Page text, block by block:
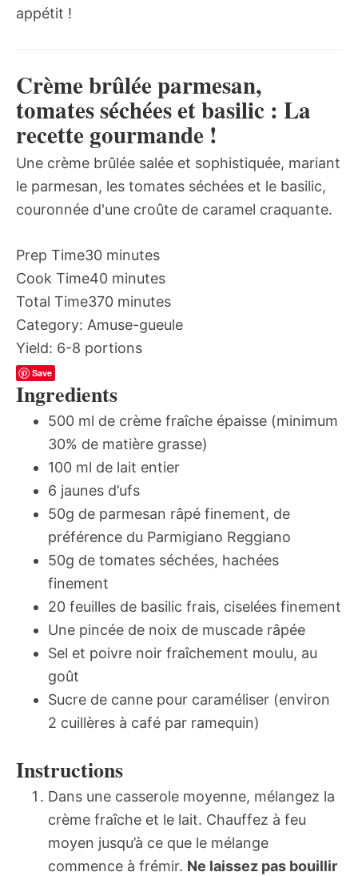
appétit !
Crème brûlée parmesan,
tomates séchées et basilic : La
recette gourmande !
Une crème brûlée salée et sophistiquée, mariant
le parmesan, les tomates séchées et le basilic,
couronnée d'une croûte de caramel craquante.
Prep Time30 minutes
Cook Time40 minutes
Total Time370 minutes
Category: Amuse-gueule
Yield: 6-8 portions
Save
Ingredients
500 ml de crème fraîche épaisse (minimum
30% de matière grasse)
100 ml de lait entier
6 jaunes d’ufs
50g de parmesan râpé finement, de
préférence du Parmigiano Reggiano
50g de tomates séchées, hachées
finement
20 feuilles de basilic frais, ciselées finement
Une pincée de noix de muscade râpée
Sel et poivre noir fraîchement moulu, au
goût
Sucre de canne pour caraméliser (environ
2 cuillères à café par ramequin)
Instructions
Dans une casserole moyenne, mélangez la
crème fraîche et le lait. Chauffez à feu
moyen jusqu’à ce que le mélange
commence à frémir. Ne laissez pas bouillir